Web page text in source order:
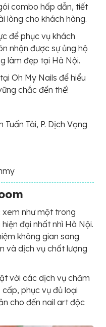
combo hấp dẫn, tiết
lòng cho khách hàng.
để phục vụ khách
nhận được sự ủng hộ
làm đẹp tại Hà Nội.
Oh My Nails để hiểu
chắc đến thế!
Tuấn Tài, P. Dịch Vọng
như một trong
đại nhất nhì Hà Nội.
không gian sang
và dịch vụ chất lượng
với các dịch vụ chăm
phục vụ đủ loại
cho đến nail art độc